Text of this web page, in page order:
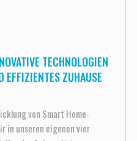
TECHNOLOGIEN
EFFIZIENTES ZUHAUSE
von Smart Home-
in unseren eigenen vier